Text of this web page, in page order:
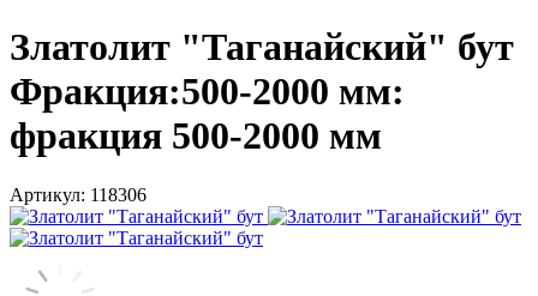
Златолит "Таганайский" бут
Фракция:500-2000 мм:
фракция 500-2000 мм
Артикул: 118306